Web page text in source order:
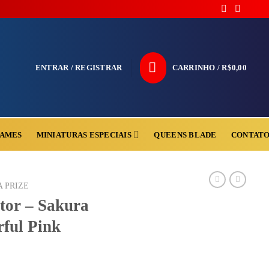
ENTRAR / REGISTRAR CARRINHO /R$0,00
MINIATURAS ESPECIAIS QUEENS BLADE
PRIZE
– Sakura
Pink